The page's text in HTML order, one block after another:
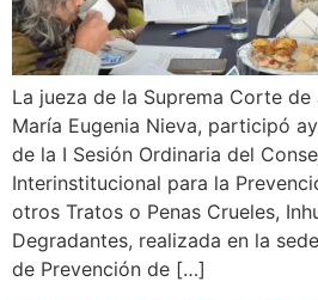
La jueza de la Suprema Corte
María Eugenia Nieva, participó
de la I Sesión Ordinaria del
Interinstitucional para la
otros Tratos o Penas Crueles,
Degradantes, realizada en la
de Prevención de […]